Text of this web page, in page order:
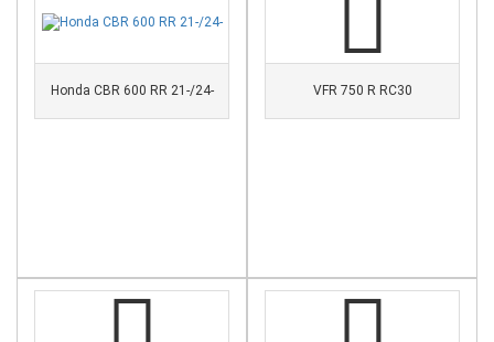
Honda CBR 600 RR 21-/24- VFR 750 R RC30